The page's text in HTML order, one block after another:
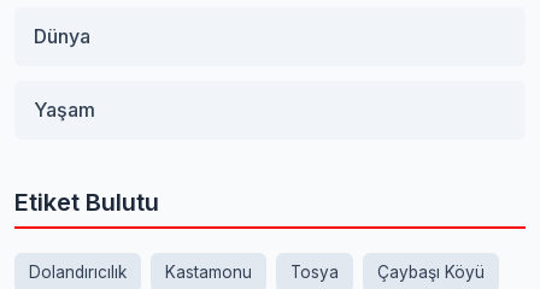
Dünya
Yaşam
Etiket Bulutu
Dolandırıcılık Kastamonu Tosya Çaybaşı Köyü